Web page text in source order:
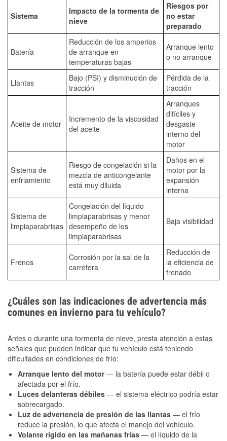
Sistema
Impacto de la tormenta de
nieve
Riesgos por
no estar
preparado
Batería
Reducción de los amperios
de arranque en
temperaturas bajas
Arranque lento
o no arranque
Llantas
Bajo (PSI) y disminución de
tracción
Pérdida de la
tracción
Aceite de motor
Incremento de la viscosidad
del aceite
Arranques
difíciles y
desgaste
interno del
motor
Sistema de
enfriamiento
Riesgo de congelación si la
mezcla de anticongelante
está muy diluida
Daños en el
motor por la
expansión
interna
Sistema de
limpiaparabrisas
Congelación del líquido
limpiaparabrisas y menor
desempeño de los
limpiaparabrisas
Baja visibilidad
Frenos
Corrosión por la sal de la
carretera
Reducción de
la eficiencia de
frenado
¿Cuáles son las indicaciones de advertencia más
comunes en invierno para tu vehículo?
Antes o durante una tormenta de nieve, presta atención a estas
señales que pueden indicar que tu vehículo está teniendo
dificultades en condiciones de frío:
Arranque lento del motor— la batería puede estar débil o
afectada por el frío.
Luces delanteras débiles — el sistema eléctrico podría estar
sobrecargado.
Luz de advertencia de presión de las llantas — el frío
reduce la presión, lo que afecta el manejo del vehículo.
Volante rígido en las mañanas frías — el líquido de la